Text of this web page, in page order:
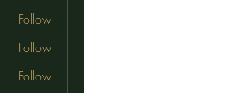
Follow
Follow
Follow